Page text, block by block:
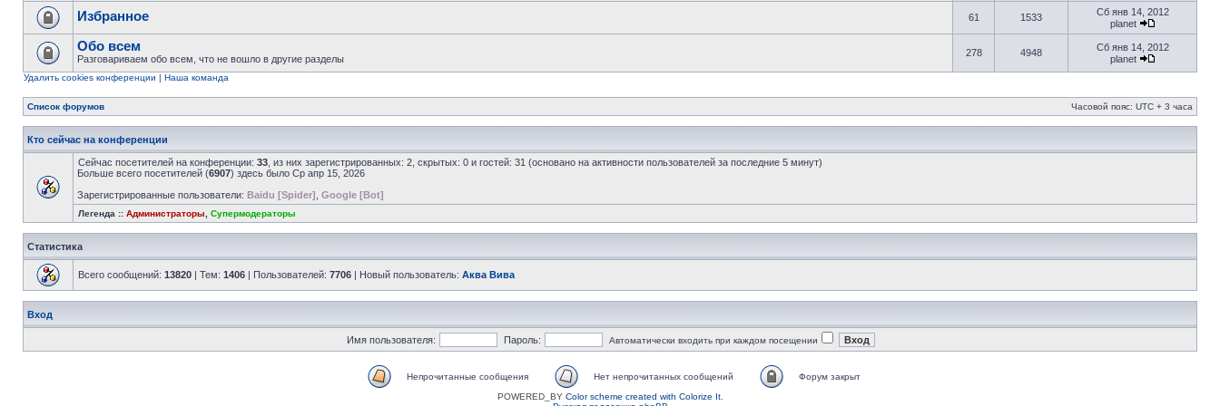
Избранное 61 1533
Сб янв 14, 2012
planet
Обо всем
Разговариваем обо всем, что не вошло в другие разделы
278 4948
Сб янв 14, 2012
planet
Удалить cookies конференции | Наша команда
Список форумов Часовой пояс: UTC + 3 часа
Кто сейчас на конференции
Сейчас посетителей на конференции: 33 , из них зарегистрированных: 2, скрытых: 0 и гостей: 31 (основано на активности пользователей за последние 5 минут)
Больше всего посетителей (6907) здесь было Ср апр 15, 2026
Зарегистрированные пользователи: Baidu [Spider] Google [Bot]
Легенда :: Администраторы Супермодераторы
Статистика
Всего сообщений: 13820 | Тем: 1406 | Пользователей: 7706 | Новый пользователь: Аква Вива
Вход
Имя пользователя: Пароль: Автоматически входить при каждом посещении
Непрочитанные сообщения Нет непрочитанных сообщений
Форум закрыт
POWERED_BY Color scheme created with Colorize It.